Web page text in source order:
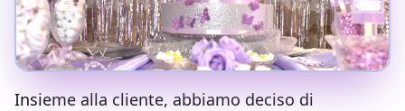
Insieme alla cliente, abbiamo deciso di